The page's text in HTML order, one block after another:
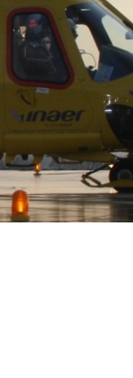
segreta